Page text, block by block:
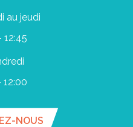
au jeudi
12:45
12:00
NOUS